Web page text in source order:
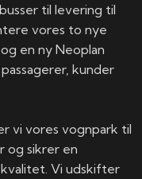
til levering til
vores to nye
en ny Neoplan
kunder
vi vores vognpark til
og sikrer en
Vi udskifter